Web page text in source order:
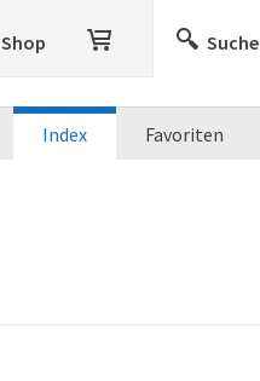
Shop Suche
Index Favoriten